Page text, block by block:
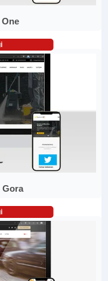
Gora